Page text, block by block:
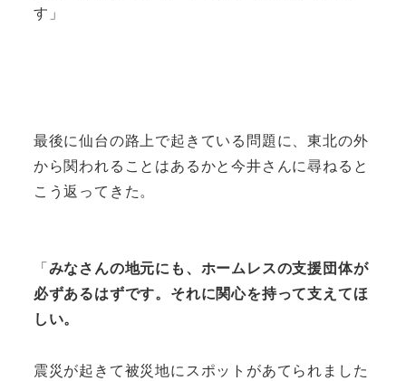
す」
最後に仙台の路上で起きている問題に、東北の外
から関われることはあるかと今井さんに尋ねると
こう返ってきた。
「みなさんの地元にも、ホームレスの支援団体が
必ずあるはずです。それに関心を持って支えてほ
しい。
震災が起きて被災地にスポットがあてられました